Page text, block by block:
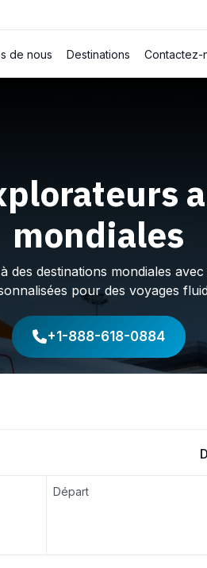
de nous Destinations Contactez-
mondiales
destinations mondiales
pour des voyages
+1-888-618-0884
Départ